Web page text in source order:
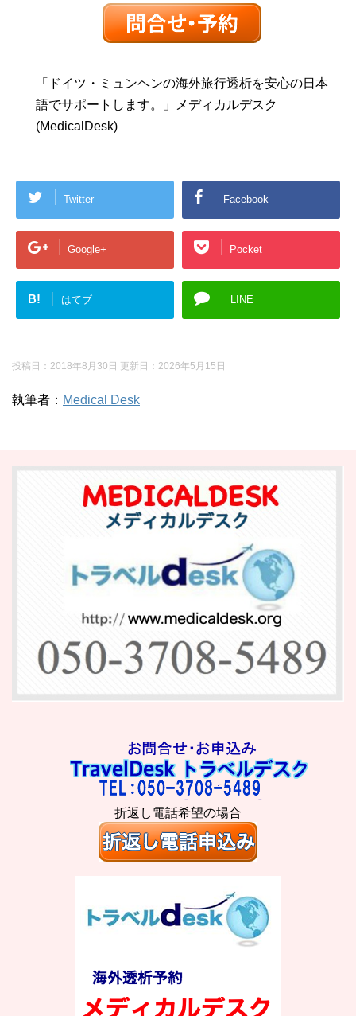
「ドイツ・ミュンヘンの海外旅行透析を安心の日本
語でサポートします。」メディカルデスク
(MedicalDesk)
Twitter Facebook
Google+ Pocket
B! はてブ LINE
投稿日：2018年8月30日 更新日： 2026年5月15日
執筆者： Medical Desk
折返し電話希望の場合